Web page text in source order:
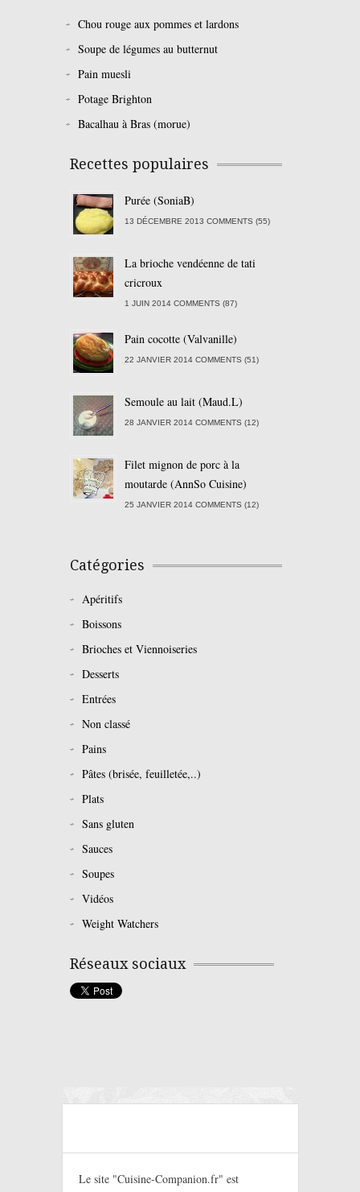
Chou rouge aux pommes et lardons
Soupe de légumes au butternut
Pain muesli
Potage Brighton
Bacalhau à Bras (morue)
Recettes populaires
Purée (SoniaB)
13 DÉCEMBRE 2013 COMMENTS (55)
La brioche vendéenne de tati
cricroux
1 JUIN 2014 COMMENTS (87)
Pain cocotte (Valvanille)
22 JANVIER 2014 COMMENTS (51)
Semoule au lait (Maud.L)
28 JANVIER 2014 COMMENTS (12)
Filet mignon de porc à la
moutarde (AnnSo Cuisine)
25 JANVIER 2014 COMMENTS (12)
Catégories
Apéritifs
Boissons
Brioches et Viennoiseries
Desserts
Entrées
Non classé
Pains
Pâtes (brisée, feuilletée,..)
Plats
Sans gluten
Sauces
Soupes
Vidéos
Weight Watchers
Réseaux sociaux
Le site "Cuisine-Companion.fr" est